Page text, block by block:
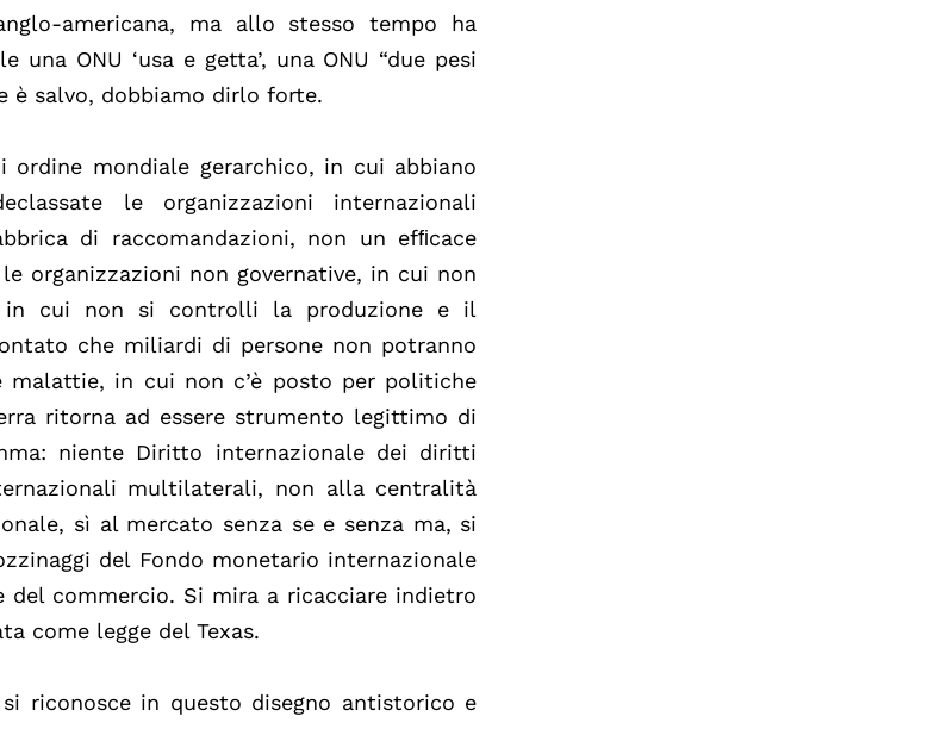
americana, ma allo stesso tempo ha
ONU ‘usa e getta’, una ONU “due pesi
è salvo, dobbiamo dirlo forte.
mondiale gerarchico, in cui abbiano
le organizzazioni internazionali
di raccomandazioni, non un efﬁcace
organizzazioni non governative, in cui non
in cui non si controlli la produzione e il
che miliardi di persone non potranno
malattie, in cui non c’è posto per politiche
ritorna ad essere strumento legittimo di
niente Diritto internazionale dei diritti
multilaterali, non alla centralità
sì al mercato senza se e senza ma, si
del Fondo monetario internazionale
del commercio. Si mira a ricacciare indietro
come legge del Texas.
si riconosce in questo disegno antistorico e